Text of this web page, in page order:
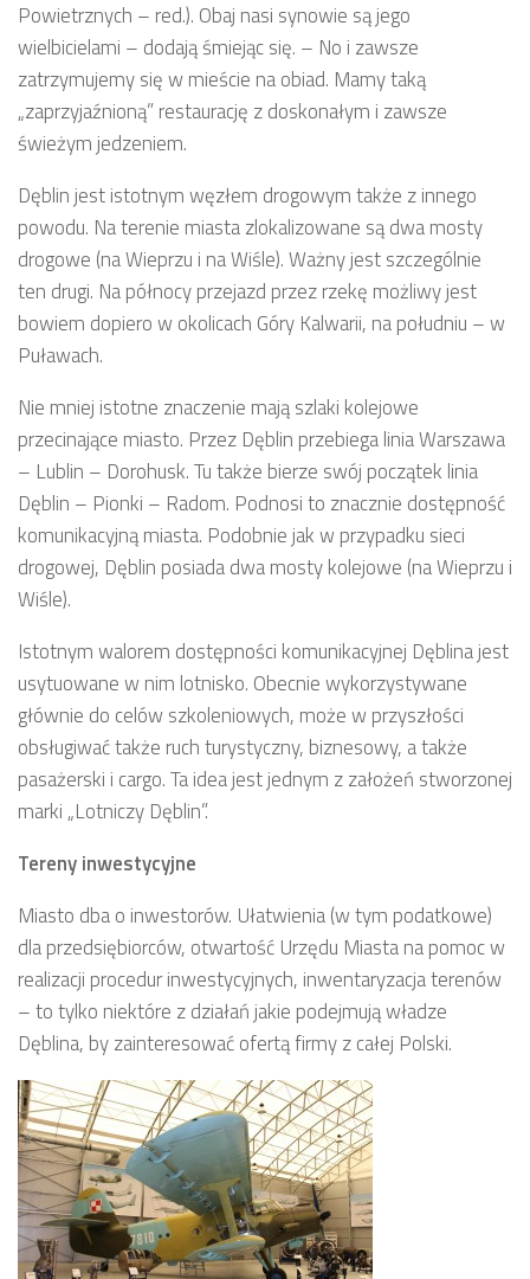
Powietrznych – red.). Obaj nasi synowie są jego
wielbicielami – dodają śmiejąc się. – No i zawsze
zatrzymujemy się w mieście na obiad. Mamy taką
„zaprzyjaźnioną” restaurację z doskonałym i zawsze
świeżym jedzeniem.
Dęblin jest istotnym węzłem drogowym także z innego
powodu. Na terenie miasta zlokalizowane są dwa mosty
drogowe (na Wieprzu i na Wiśle). Ważny jest szczególnie
ten drugi. Na północy przejazd przez rzekę możliwy jest
bowiem dopiero w okolicach Góry Kalwarii, na południu – w
Puławach.
Nie mniej istotne znaczenie mają szlaki kolejowe
przecinające miasto. Przez Dęblin przebiega linia Warszawa
– Lublin – Dorohusk. Tu także bierze swój początek linia
Dęblin – Pionki – Radom. Podnosi to znacznie dostępność
komunikacyjną miasta. Podobnie jak w przypadku sieci
drogowej, Dęblin posiada dwa mosty kolejowe (na Wieprzu i
Wiśle).
Istotnym walorem dostępności komunikacyjnej Dęblina jest
usytuowane w nim lotnisko. Obecnie wykorzystywane
głównie do celów szkoleniowych, może w przyszłości
obsługiwać także ruch turystyczny, biznesowy, a także
pasażerski i cargo. Ta idea jest jednym z założeń stworzonej
marki „Lotniczy Dęblin”.
Tereny inwestycyjne
Miasto dba o inwestorów. Ułatwienia (w tym podatkowe)
dla przedsiębiorców, otwartość Urzędu Miasta na pomoc w
realizacji procedur inwestycyjnych, inwentaryzacja terenów
– to tylko niektóre z działań jakie podejmują władze
Dęblina, by zainteresować ofertą firmy z całej Polski.